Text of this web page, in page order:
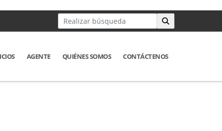
AGENTE QUIÉNES SOMOS CONTÁCTENOS